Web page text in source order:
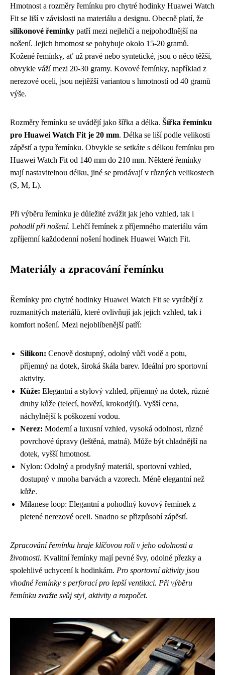
Hmotnost a rozměry řemínku pro chytré hodinky Huawei Watch
Fit se liší v závislosti na materiálu a designu. Obecně platí, že
silikonové řemínky patří mezi nejlehčí a nejpohodlnější na
nošení. Jejich hmotnost se pohybuje okolo 15-20 gramů.
Kožené řemínky, ať už pravé nebo syntetické, jsou o něco těžší,
obvykle váží mezi 20-30 gramy. Kovové řemínky, například z
nerezové oceli, jsou nejtěžší variantou s hmotností od 40 gramů
výše.
Rozměry řemínku se uvádějí jako šířka a délka. Šířka řemínku
pro Huawei Watch Fit je 20 mm. Délka se liší podle velikosti
zápěstí a typu řemínku. Obvykle se setkáte s délkou řemínku pro
Huawei Watch Fit od 140 mm do 210 mm. Některé řemínky
mají nastavitelnou délku, jiné se prodávají v různých velikostech
(S, M, L).
Při výběru řemínku je důležité zvážit jak jeho vzhled, tak i
pohodlí při nošení. Lehčí řemínek z příjemného materiálu vám
zpříjemní každodenní nošení hodinek Huawei Watch Fit.
Materiály a zpracování řemínku
Řemínky pro chytré hodinky Huawei Watch Fit se vyrábějí z
rozmanitých materiálů, které ovlivňují jak jejich vzhled, tak i
komfort nošení. Mezi nejoblíbenější patří:
Silikon: Cenově dostupný, odolný vůči vodě a potu,
příjemný na dotek, široká škála barev. Ideální pro sportovní
aktivity.
Kůže: Elegantní a stylový vzhled, příjemný na dotek, různé
druhy kůže (telecí, hovězí, krokodýlí). Vyšší cena,
náchylnější k poškození vodou.
Nerez: Moderní a luxusní vzhled, vysoká odolnost, různé
povrchové úpravy (leštěná, matná). Může být chladnější na
dotek, vyšší hmotnost.
Nylon: Odolný a prodyšný materiál, sportovní vzhled,
dostupný v mnoha barvách a vzorech. Méně elegantní než
kůže.
Milanese loop: Elegantní a pohodlný kovový řemínek z
pletené nerezové oceli. Snadno se přizpůsobí zápěstí.
Zpracování řemínku hraje klíčovou roli v jeho odolnosti a
životnosti. Kvalitní řemínky mají pevné švy, odolné přezky a
spolehlivé uchycení k hodinkám. Pro sportovní aktivity jsou
vhodné řemínky s perforací pro lepší ventilaci. Při výběru
řemínku zvažte svůj styl, aktivity a rozpočet.